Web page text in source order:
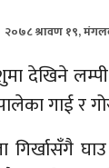
२०७८ श्रावण १९,
देखिने
गाई र
गिर्खासँगै